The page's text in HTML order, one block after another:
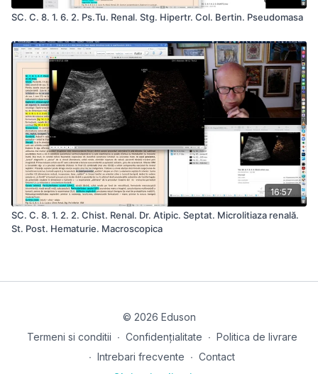
SC. C. 8. 1. 6. 2. Ps.Tu. Renal. Stg. Hipertr. Col. Bertin. Pseudomasa
16:57
SC. C. 8. 1. 2. 2. Chist. Renal. Dr. Atipic. Septat. Microlitiaza renală.
St. Post. Hematurie. Macroscopica
© 2026 Eduson
Termeni si conditii ∙ Confidențialitate ∙ Politica de livrare
∙ Intrebari frecvente ∙ Contact